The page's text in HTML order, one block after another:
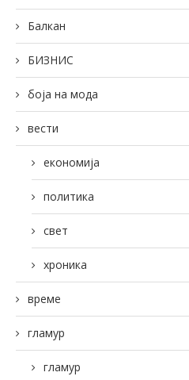
Балкан
БИЗНИС
боја на мода
вести
економија
политика
свет
хроника
време
гламур
гламур